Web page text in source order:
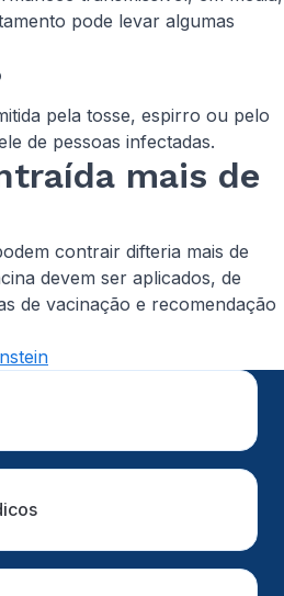
pode levar algumas
pela tosse, espirro ou pelo
de pessoas infectadas.
mais de
contrair difteria mais de
devem ser aplicados, de
de vacinação e recomendação